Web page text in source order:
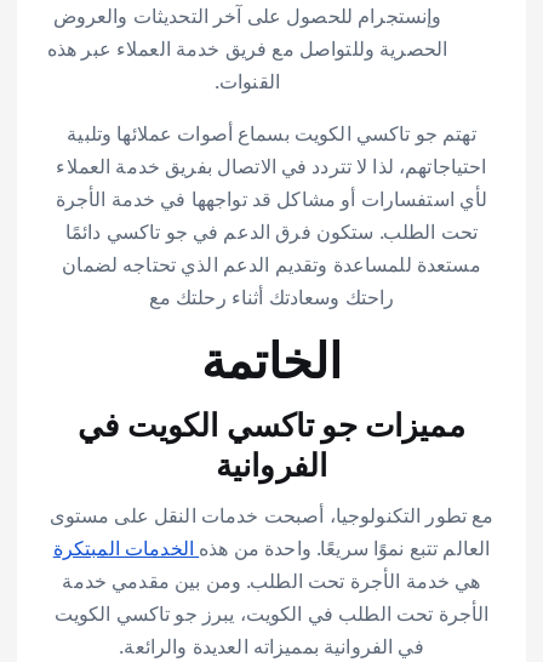
وإنستجرام للحصول على آخر التحديثات والعروض
الحصرية وللتواصل مع فريق خدمة العملاء عبر هذه
القنوات.
تهتم جو تاكسي الكويت بسماع أصوات عملائها وتلبية
احتياجاتهم، لذا لا تتردد في الاتصال بفريق خدمة العملاء
لأي استفسارات أو مشاكل قد تواجهها في خدمة الأجرة
تحت الطلب. ستكون فرق الدعم في جو تاكسي دائمًا
مستعدة للمساعدة وتقديم الدعم الذي تحتاجه لضمان
راحتك وسعادتك أثناء رحلتك مع
الخاتمة
مميزات جو تاكسي الكويت في
الفروانية
مع تطور التكنولوجيا، أصبحت خدمات النقل على مستوى
العالم تتبع نموًا سريعًا. واحدة من هذه الخدمات المبتكرة
هي خدمة الأجرة تحت الطلب. ومن بين مقدمي خدمة
الأجرة تحت الطلب في الكويت، يبرز جو تاكسي الكويت
في الفروانية بمميزاته العديدة والرائعة.